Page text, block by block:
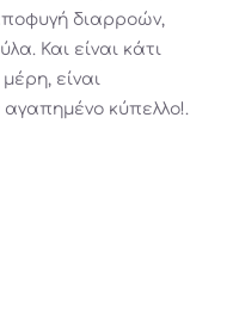
διαρροών,
Και είναι κάτι
είναι
αγαπημένο κύπελλο!.